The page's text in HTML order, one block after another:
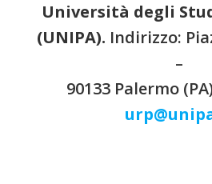
Università degli
(UNIPA). Indirizzo:
–
90133 Palermo